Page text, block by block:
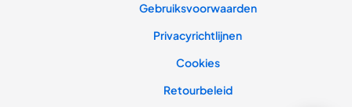
Gebruiksvoorwaarden
Privacyrichtlijnen
Cookies
Retourbeleid